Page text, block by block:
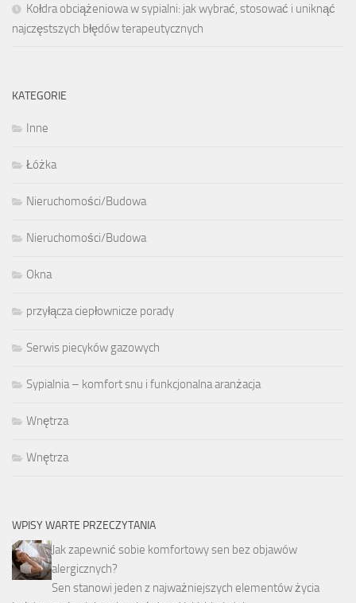
Kołdra obciążeniowa w sypialni: jak wybrać, stosować i uniknąć
najczęstszych błędów terapeutycznych
KATEGORIE
Inne
Łóżka
Nieruchomości/Budowa
Nieruchomości/Budowa
Okna
przyłącza ciepłownicze porady
Serwis piecyków gazowych
Sypialnia – komfort snu i funkcjonalna aranżacja
Wnętrza
Wnętrza
WPISY WARTE PRZECZYTANIA
Jak zapewnić sobie komfortowy sen bez objawów
alergicznych?
Sen stanowi jeden z najważniejszych elementów życia